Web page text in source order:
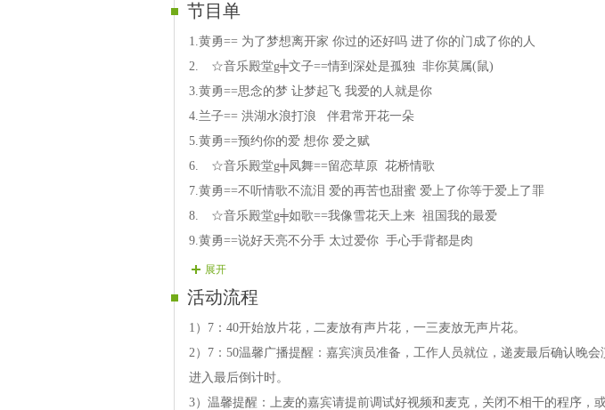
节目单
1.黄勇== 为了梦想离开家 你过的还好吗 进了你的门成了你的人
2.ゞ☆音乐殿堂g╪文子==情到深处是孤独 非你莫属(鼠)
3.黄勇==思念的梦 让梦起飞 我爱的人就是你
4.兰子== 洪湖水浪打浪 伴君常开花一朵
5.黄勇==预约你的爱 想你 爱之赋
6.ゞ☆音乐殿堂g╪凤舞==留恋草原 花桥情歌
7.黄勇==不听情歌不流泪 爱的再苦也甜蜜 爱上了你等于爱上了罪
8.ゞ☆音乐殿堂g╪如歌==我像雪花天上来 祖国我的最爱
9.黄勇==说好天亮不分手 太过爱你 手心手背都是肉
10.ゞ☆音乐殿堂g╪祥龙==读你 来生愿做一朵莲
11.雅旭== 错爱 你是我心里最爱的人
展开
活动流程
1）7：40开始放片花，二麦放有声片花，一三麦放无声片花。
2）7：50温馨广播提醒：嘉宾演员准备，工作人员就位，递麦最后确认晚
进入最后倒计时。
3）温馨提醒：上麦的嘉宾请提前调试好视频和麦克，关闭不相干的程序，